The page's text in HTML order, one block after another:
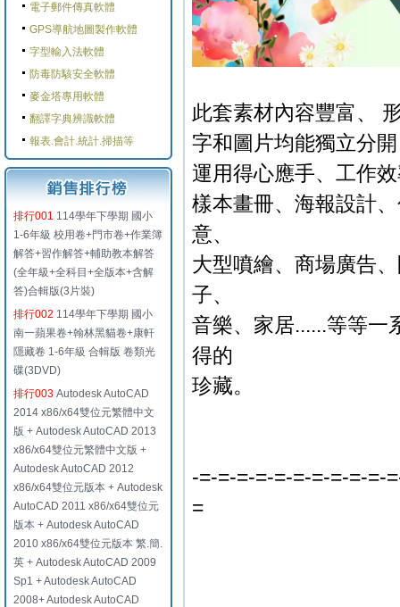
電子郵件傳真軟體
GPS導航地圖製作軟體
字型輸入法軟體
防毒防駭安全軟體
麥金塔專用軟體
翻譯字典辨識軟體
報表.會計.統計.掃描等
排行001 114學年下學期 國小
1-6年級 校用卷+門市卷+作業簿
解答+習作解答+輔助教本解答
(全年級+全科目+全版本+含解
答)合輯版(3片裝)
排行002 114學年下學期 國小
南一蘋果卷+翰林黑貓卷+康軒
隱藏卷 1-6年級 合輯版 卷類光
碟(3DVD)
排行003 Autodesk AutoCAD
2014 x86/x64雙位元繁體中文
版 + Autodesk AutoCAD 2013
x86/x64雙位元繁體中文版 +
Autodesk AutoCAD 2012
x86/x64雙位元版本 + Autodesk
AutoCAD 2011 x86/x64雙位元
版本 + Autodesk AutoCAD
2010 x86/x64雙位元版本 繁.簡.
英 + Autodesk AutoCAD 2009
Sp1 + Autodesk AutoCAD
2008+ Autodesk AutoCAD
此套素材內容豐富、
字和圖片均能獨立分
運用得心應手、工作
樣本畫冊、海報設計
意、
大型噴繪、商場廣告
子、
音樂、家居......等等一
得的
珍藏。
-=-=-=-=-=-=-=-=-=-=-
=